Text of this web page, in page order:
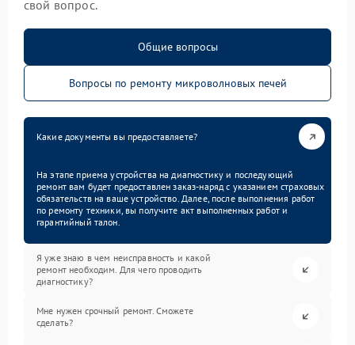
свой вопрос.
Общие вопросы
Вопросы по ремонту микроволновых печей
Какие документы вы предоставляете?
На этапе приема устройства на диагностику и последующий
ремонт вам будет предоставлен заказ-наряд с указанием страховых
обязательств на ваше устройство. Далее, после выполнения работ
по ремонту техники, вы получите акт выполненных работ и
гарантийный талон.
Я уже знаю в чем неисправность и какой
ремонт необходим. Для чего проводить
диагностику?
Мне нужен срочный ремонт. Сможете
сделать?